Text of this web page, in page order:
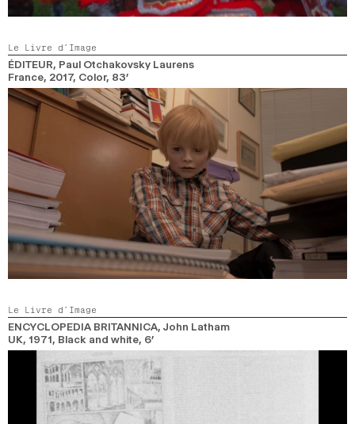
Le Livre d’Image
ÉDITEUR, Paul Otchakovsky Laurens
France, 2017, Color, 83’
Le Livre d’Image
ENCYCLOPEDIA BRITANNICA, John Latham
UK, 1971, Black and white, 6’